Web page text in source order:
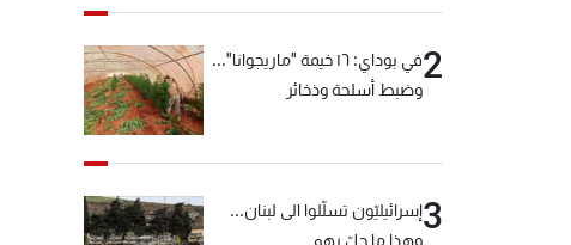
2
في بوداي: ١٦ خيمة "ماريجوانا"...
وضبط أسلحة وذخائر
3إسرائيليّون تسلّلوا الى لبنان...
وهذا ما حلّ بهم